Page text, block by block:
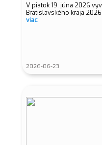
V piatok 19. júna 2026
Bratislavského kraja
viac
2026-06-23